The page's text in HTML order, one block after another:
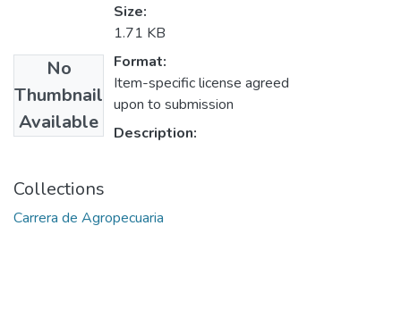
No
Thumbnail
Available
Size:
1.71 KB
Format:
Item-specific license agreed
upon to submission
Description:
Collections
Carrera de Agropecuaria